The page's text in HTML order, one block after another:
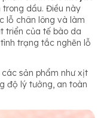
dầu. Điều này
lỗ chân lông và làm
triển của tế bào da
trạng tắc nghẽn lỗ
sản phẩm như xịt
độ lý tưởng, an toàn